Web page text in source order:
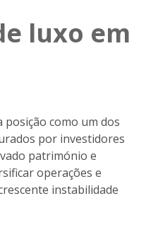
luxo em
como um dos
por investidores
património e
operações e
instabilidade